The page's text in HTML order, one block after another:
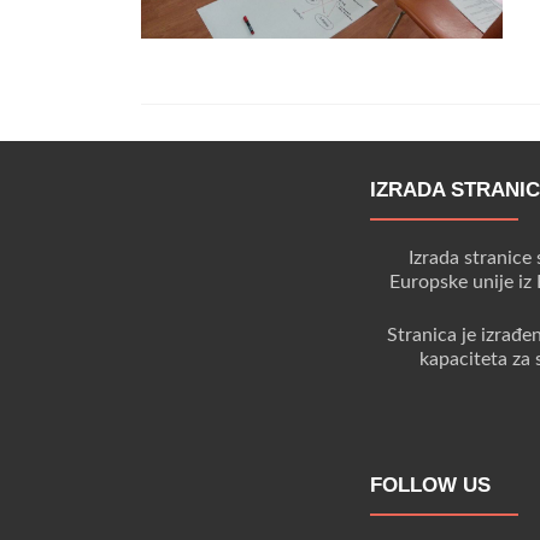
IZRADA
Izrada
Europske unije
Stranica je
kapaciteta za
FOLLOW US